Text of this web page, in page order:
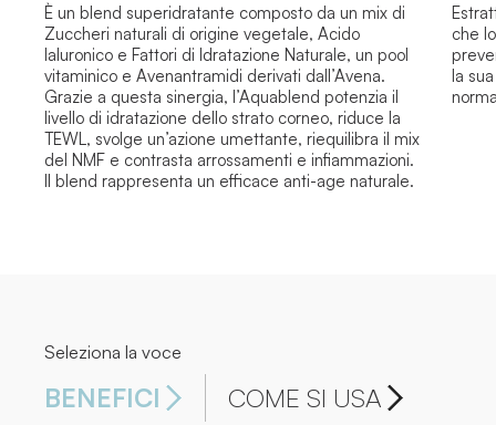
È un blend superidratante composto da un mix di
Zuccheri naturali di origine vegetale, Acido
Ialuronico e Fattori di Idratazione Naturale, un pool
vitaminico e Avenantramidi derivati dall’Avena.
Grazie a questa sinergia, l’Aquablend potenzia il
livello di idratazione dello strato corneo, riduce la
TEWL, svolge un’azione umettante, riequilibra il mix
del NMF e contrasta arrossamenti e infiammazioni.
Il blend rappresenta un efficace anti-age naturale.
che
la
Seleziona la voce
BENEFICI COME SI USA